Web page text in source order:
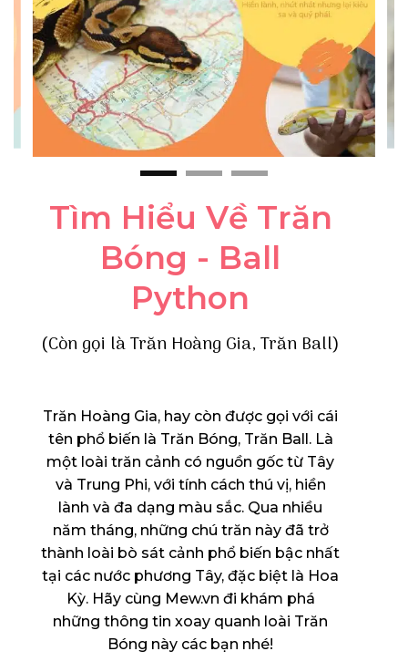
Tìm Hiểu Về Trăn
Bóng - Ball
Python
(Còn gọi là Trăn Hoàng Gia, Trăn Ball)
Trăn Hoàng Gia, hay còn được gọi với cái
tên phổ biến là Trăn Bóng, Trăn Ball. Là
một loài trăn cảnh có nguồn gốc từ Tây
và Trung Phi, với tính cách thú vị, hiền
lành và đa dạng màu sắc. Qua nhiều
năm tháng, những chú trăn này đã trở
thành loài bò sát cảnh phổ biến bậc nhất
tại các nước phương Tây, đặc biệt là Hoa
Kỳ. Hãy cùng Mew.vn đi khám phá
những thông tin xoay quanh loài Trăn
Bóng này các bạn nhé!